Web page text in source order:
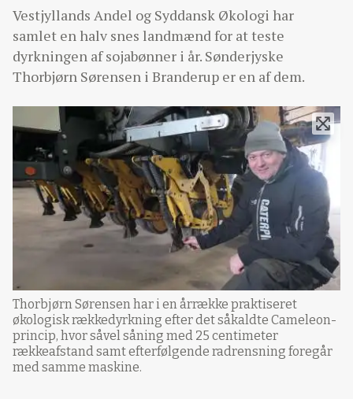
Vestjyllands Andel og Syddansk Økologi har
samlet en halv snes landmænd for at teste
dyrkningen af sojabønner i år. Sønderjyske
Thorbjørn Sørensen i Branderup er en af dem.
Thorbjørn Sørensen har i en årrække praktiseret
økologisk rækkedyrkning efter det såkaldte Cameleon-
princip, hvor såvel såning med 25 centimeter
rækkeafstand samt efterfølgende radrensning foregår
med samme maskine.